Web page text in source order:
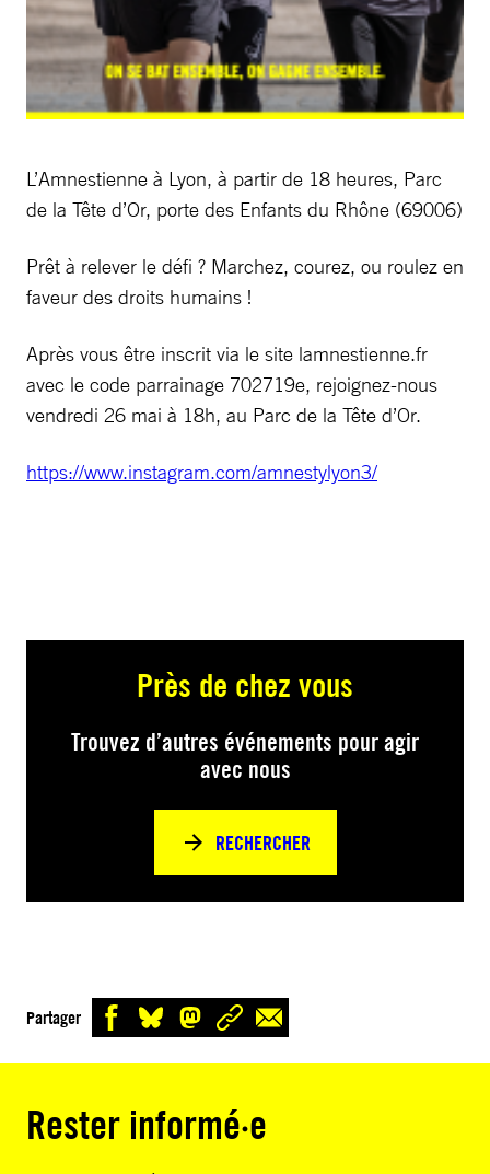
L’Amnestienne à Lyon, à partir de 18 heures, Parc
de la Tête d’Or, porte des Enfants du Rhône (69006)
Prêt à relever le défi ? Marchez, courez, ou roulez en
faveur des droits humains !
Après vous être inscrit via le site lamnestienne.fr
avec le code parrainage 702719e, rejoignez-nous
vendredi 26 mai à 18h, au Parc de la Tête d’Or.
https://www.instagram.com/amnestylyon3/
Près de chez vous
Trouvez d’autres événements pour agir
avec nous
RECHERCHER
Partager
Rester informé·e